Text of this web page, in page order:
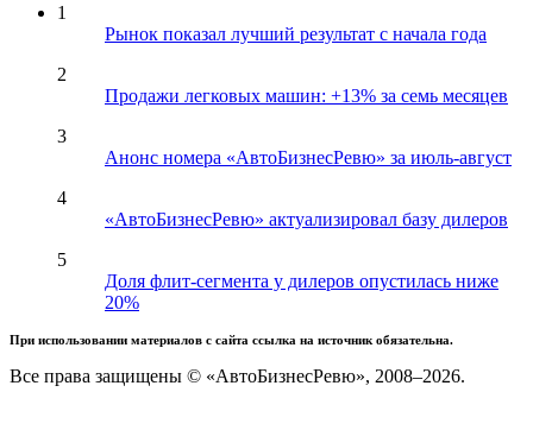
1
Рынок показал лучший результат с начала года
2
Продажи легковых машин: +13% за семь месяцев
3
Анонс номера «АвтоБизнесРевю» за июль-август
4
«АвтоБизнесРевю» актуализировал базу дилеров
5
Доля флит-сегмента у дилеров опустилась ниже
20%
При использовании материалов с сайта ссылка на источник обязательна.
Все права защищены © «АвтоБизнесРевю», 2008–2026.